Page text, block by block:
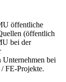
öffentliche
(öffentlich
bei der
bei
FE-Projekte.